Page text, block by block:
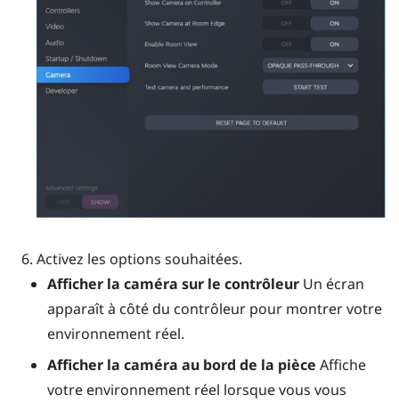
Activez les options souhaitées.
Afficher la caméra sur le contrôleur Un écran
apparaît à côté du contrôleur pour montrer votre
environnement réel.
Afficher la caméra au bord de la pièce Affiche
votre environnement réel lorsque vous vous